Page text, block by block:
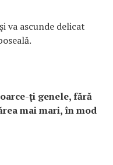
va ascunde delicat
ţi genele, fără
mai mari, în mod